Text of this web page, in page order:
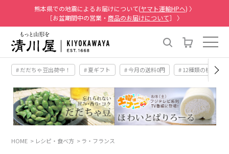
熊本県での地震によるお届けについて(ヤマト運輸HPへ) 〉
［お盆期間中の営業・ 商品のお届けについて］ 〉
# だだちゃ豆出荷中！ # 夏ギフト # 今月の送料0円 # 12種類の桃
HOME レシピ・食べ方 ラ・フランス